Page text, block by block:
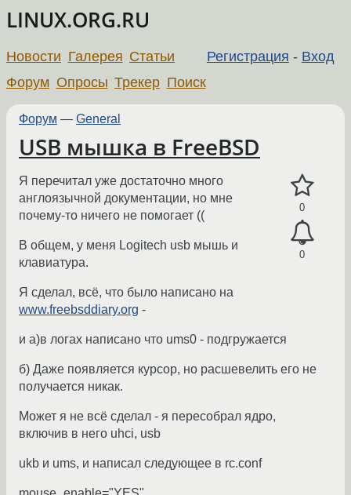
LINUX.ORG.RU
Регистрация - Вход
Новости Галерея Статьи
Форум Опросы Трекер Поиск
Форум — General
USB мышка в FreeBSD
0
0
Я перечитал уже достаточно много
англоязычной документации, но мне
почему-то ничего не помогает ((
В общем, у меня Logitech usb мышь и
клавиатура.
Я сделал, всё, что было написано на
www.freebsddiary.org -
и а)в логах написано что ums0 - подгружается
б) Даже появляется курсор, но расшевелить его не
получается никак.
Может я не всё сделал - я пересобрал ядро,
включив в него uhci, usb
ukb и ums, и написал следующее в rc.conf